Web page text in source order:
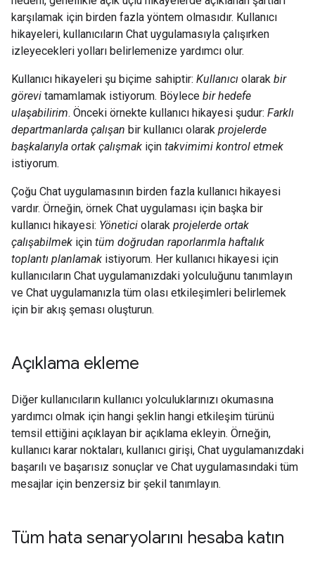
karşılamak için birden fazla yöntem olmasıdır. Kullanıcı
hikayeleri, kullanıcıların Chat uygulamasıyla çalışırken
izleyecekleri yolları belirlemenize yardımcı olur.
Kullanıcı hikayeleri şu biçime sahiptir: Kullanıcı olarak bir
görevi tamamlamak istiyorum. Böylece bir hedefe
ulaşabilirim. Önceki örnekte kullanıcı hikayesi şudur: Farklı
departmanlarda çalışan bir kullanıcı olarak projelerde
başkalarıyla ortak çalışmak için takvimimi kontrol etmek
istiyorum.
Çoğu Chat uygulamasının birden fazla kullanıcı hikayesi
vardır. Örneğin, örnek Chat uygulaması için başka bir
kullanıcı hikayesi: Yönetici olarak projelerde ortak
çalışabilmek için tüm doğrudan raporlarımla haftalık
toplantı planlamak istiyorum. Her kullanıcı hikayesi için
kullanıcıların Chat uygulamanızdaki yolculuğunu tanımlayın
ve Chat uygulamanızla tüm olası etkileşimleri belirlemek
için bir akış şeması oluşturun.
Açıklama ekleme
Diğer kullanıcıların kullanıcı yolculuklarınızı okumasına
yardımcı olmak için hangi şeklin hangi etkileşim türünü
temsil ettiğini açıklayan bir açıklama ekleyin. Örneğin,
kullanıcı karar noktaları, kullanıcı girişi, Chat uygulamanızdaki
başarılı ve başarısız sonuçlar ve Chat uygulamasındaki tüm
mesajlar için benzersiz bir şekil tanımlayın.
Tüm hata senaryolarını hesaba katın